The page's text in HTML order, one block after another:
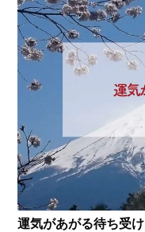
運気があがる待ち受け